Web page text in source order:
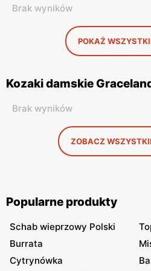
Brak wyników
POKAŻ
Kozaki damskie
Brak wyników
ZOBACZ
Popularne produkty
Schab wieprzowy Polski
Burrata
Cytrynówka